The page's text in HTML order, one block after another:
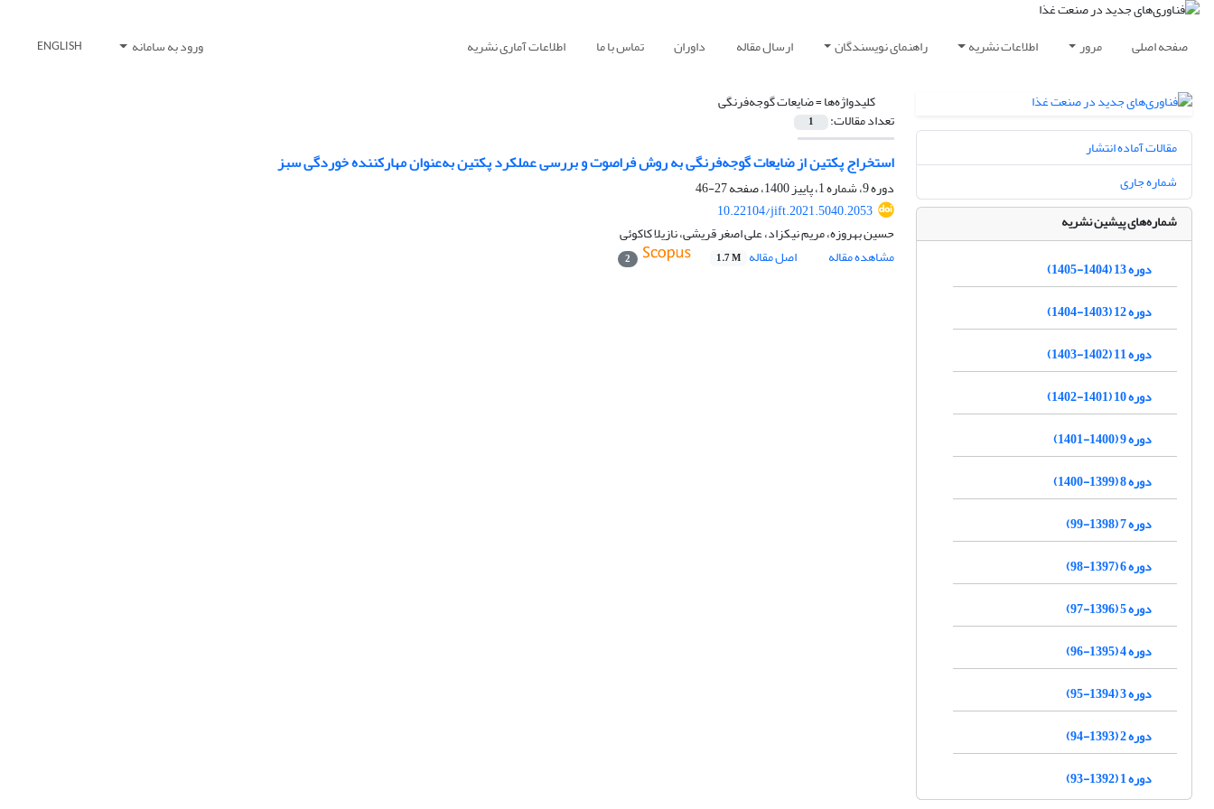
صفحه اصلی مرور اطلاعات نشریه راهنمای نویسندگان ارسال مقاله داوران تماس با ما اطلاعات آماری نشریه ورود به سامانه ENGLISH
کلیدواژه‌ها =ضایعات گوجه‌فرنگی
تعداد مقالات: 1
استخراج پکتین از ضایعات گوجه‌فرنگی به روش فراصوت و بررسی عملکرد پکتین به‌عنوان مهارکننده خوردگی سبز
دوره 9، شماره 1، پاییز 1400، صفحه
27-46
10.22104/jift.2021.5040.2053
حسین بهروزه، مریم نیکزاد، علی اصغر قریشی، نازیلا کاکوئی
مشاهده مقاله
اصل مقاله 1.7 M
2
مقالات آماده انتشار
شماره جاری
شماره‌های پیشین نشریه
دوره 13 (1404-1405)
دوره 12 (1403-1404)
دوره 11 (1402-1403)
دوره 10 (1401-1402)
دوره 9 (1400-1401)
دوره 8 (1399-1400)
دوره 7 (1398-99)
دوره 6 (1397-98)
دوره 5 (1396-97)
دوره 4 (1395-96)
دوره 3 (1394-95)
دوره 2 (1393-94)
دوره 1 (1392-93)